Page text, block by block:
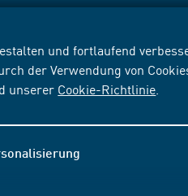
und fortlaufend
der Verwendung von
unserer Cookie-Richtlinie